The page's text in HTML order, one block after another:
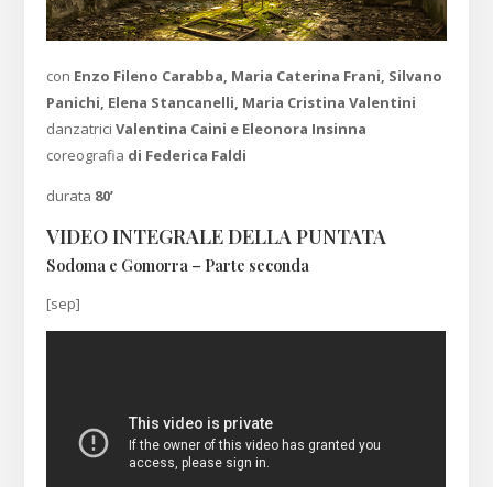
con Enzo Fileno Carabba, Maria Caterina Frani, Silvano
Panichi, Elena Stancanelli, Maria Cristina Valentini
danzatrici Valentina Caini e Eleonora Insinna
coreografia di Federica Faldi
durata 80’
VIDEO INTEGRALE DELLA PUNTATA
Sodoma e Gomorra – Parte seconda
[sep]